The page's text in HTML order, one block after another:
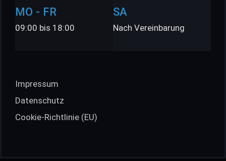
MO - FR
09:00 bis 18:00
SA
Nach Vereinbarung
Impressum
Datenschutz
Cookie-Richtlinie (EU)